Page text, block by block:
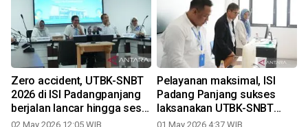
Zero accident, UTBK-SNBT
2026 di ISI Padangpanjang
berjalan lancar hingga sesi
akhir
02 May 2026 12:05 WIB
Pelayanan maksimal, ISI
Padang Panjang sukses
laksanakan UTBK-SNBT
2026
01 May 2026 4:37 WIB